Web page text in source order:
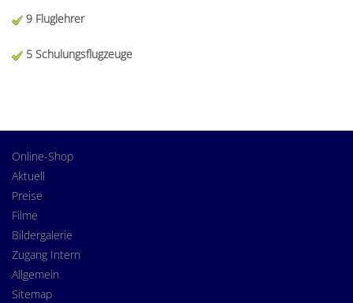
9 Fluglehrer
5 Schulungsflugzeuge
Online-Shop
Aktuell
Preise
Filme
Bildergalerie
Zugang Intern
Allgemein
Sitemap